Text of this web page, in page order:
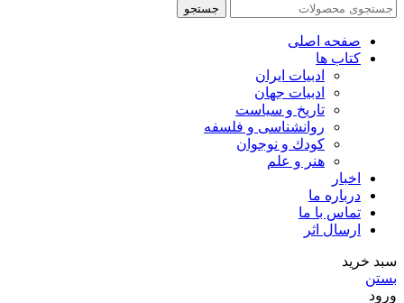
جستجو
صفحه اصلی
کتاب ها
ادبیات ایران
ادبیات جهان
تاریخ و سیاست
روانشناسی و فلسفه
کودك و نوجوان
هنر و علم
اخبار
درباره ما
تماس با ما
ارسال اثر
سبد خرید
بستن
ورود